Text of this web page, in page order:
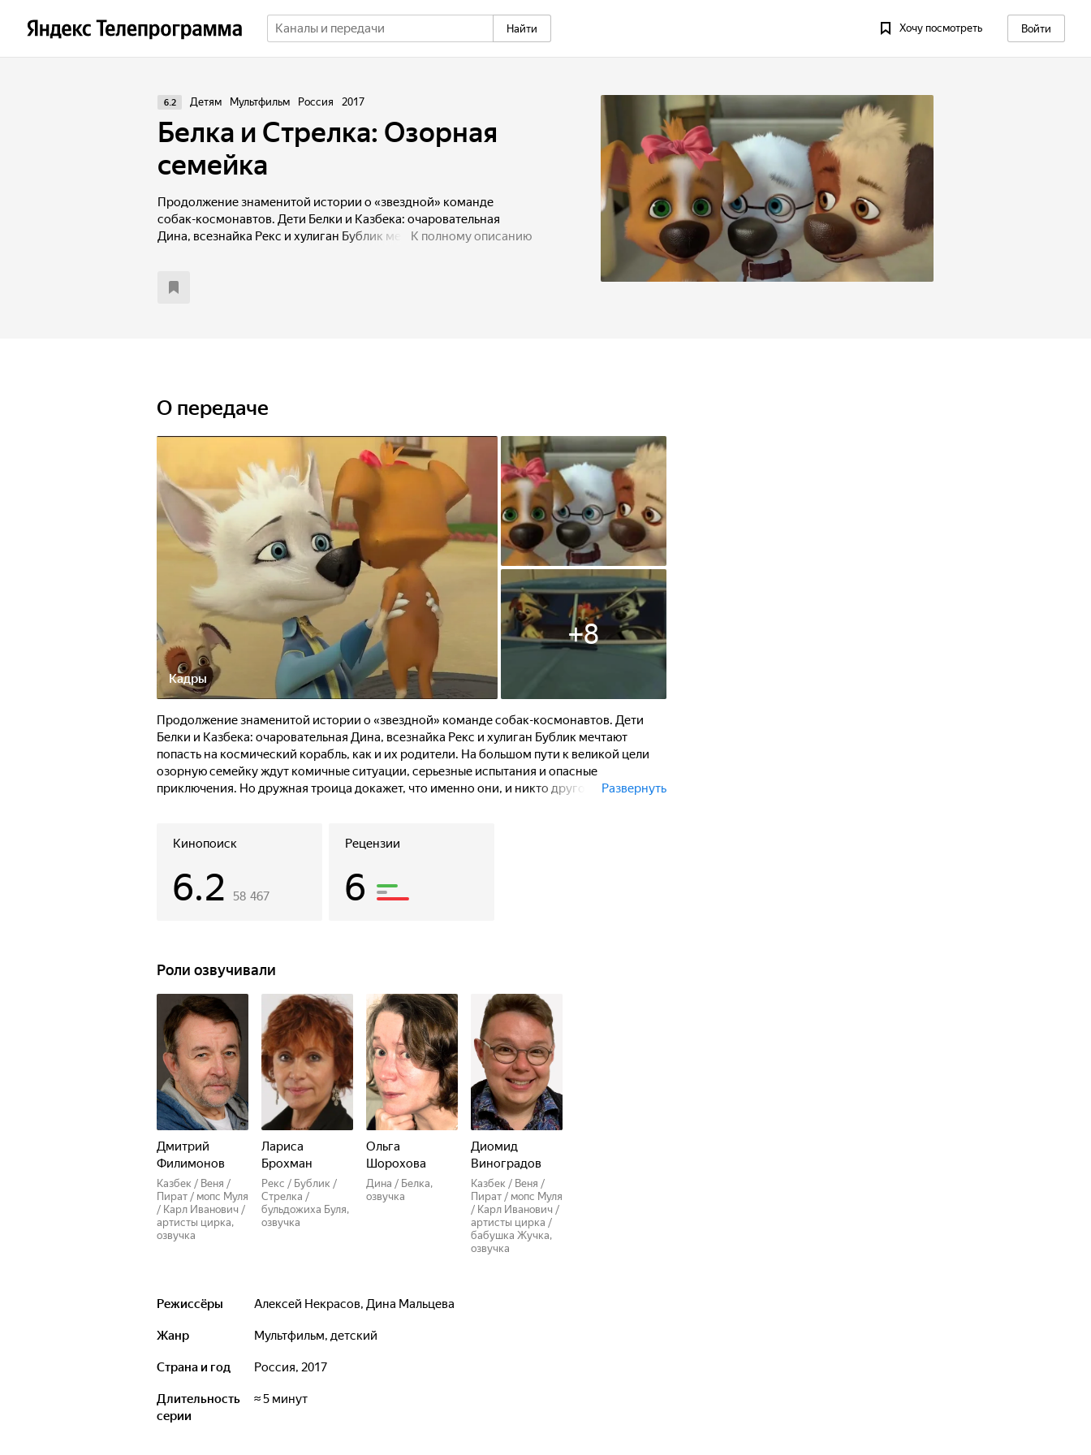
Найти Хочу посмотреть Войти
6.2 Детям Мультфильм Россия 2017
Белка и Стрелка: Озорная
семейка
Продолжение знаменитой истории о «звездной» команде
собак-космонавтов. Дети Белки и Казбека: очаровательная
Дина, всезнайка Рекс и хулиган Бублик мечтают попасть на
серьезные испытания и опасные приключения. Но дружная
К полному описанию
О передаче
Кадры
+8
Продолжение знаменитой истории о «звездной» команде собак-космонавтов. Дети
Белки и Казбека: очаровательная Дина, всезнайка Рекс и хулиган Бублик мечтают
попасть на космический корабль, как и их родители. На большом пути к великой цели
озорную семейку ждут комичные ситуации, серьезные испытания и опасные
приключения. Но дружная троица докажет, что именно они, и никто другой, достойны
Развернуть
Кинопоиск
6.2 58 467
Рецензии
6
Роли озвучивали
Дмитрий
Филимонов
Казбек / Веня /
Пират / мопс Муля
/ Карл Иванович /
артисты цирка,
озвучка
Лариса
Брохман
Рекс / Бублик /
Стрелка /
бульдожиха Буля,
озвучка
Ольга
Шорохова
Дина / Белка,
озвучка
Диомид
Виноградов
Казбек / Веня /
Пират / мопс Муля
/ Карл Иванович /
артисты цирка /
бабушка Жучка,
озвучка
Режиссёры Алексей Некрасов, Дина Мальцева
Жанр мультфильм, детский
Страна и год Россия, 2017
Длительность
серии
≈ 5 минут